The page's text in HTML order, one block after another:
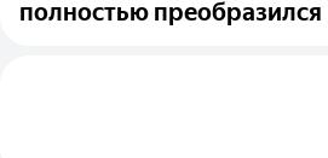
полностью преобразился